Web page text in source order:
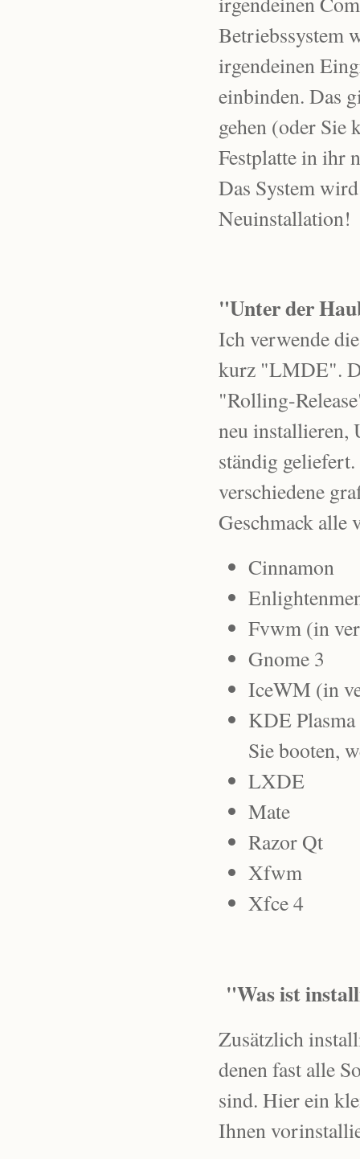
Betriebssystem
irgendeinen
einbinden. Das
gehen (oder Sie
Festplatte in ihr
Das System
Neuinstallation!
"Unter der
Ich verwende
kurz "LMDE".
"Rolling-
neu installieren,
ständig
verschiedene
Geschmack alle
Cinnamon
Fvwm (in
Gnome 3
IceWM (in
KDE
Sie booten,
LXDE
Mate
Razor Qt
Xfwm
Xfce 4
"Was ist
Zusätzlich
denen fast alle
sind. Hier ein
Ihnen